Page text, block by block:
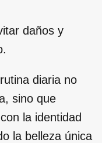
daños y
diaria no
sino que
la identidad
la belleza única